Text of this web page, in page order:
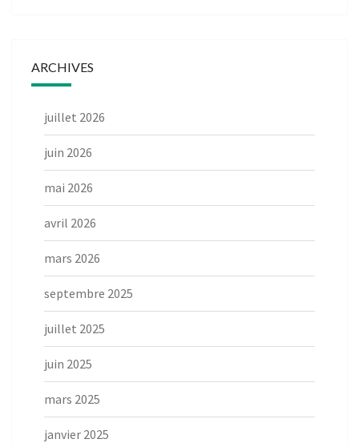
ARCHIVES
juillet 2026
juin 2026
mai 2026
avril 2026
mars 2026
septembre 2025
juillet 2025
juin 2025
mars 2025
janvier 2025